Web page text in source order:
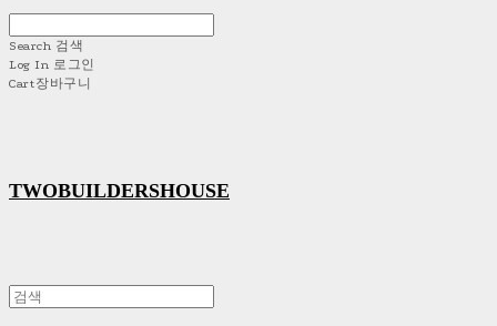
Search 검색
Log In 로그인
Cart장바구니
TWOBUILDERSHOUSE